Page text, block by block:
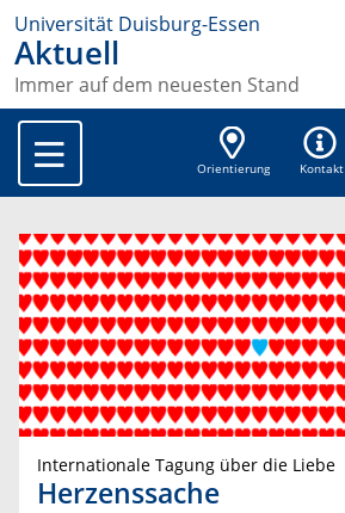
Universität Duisburg-Essen
Aktuell
Immer auf dem neuesten Stand
Orientierung Kontakt
Internationale Tagung über die Liebe
Herzenssache